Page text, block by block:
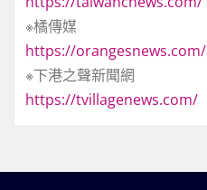
※橘傳媒
https://orangesnews.com/
※下港之聲新聞網
https://tvillagenews.com/